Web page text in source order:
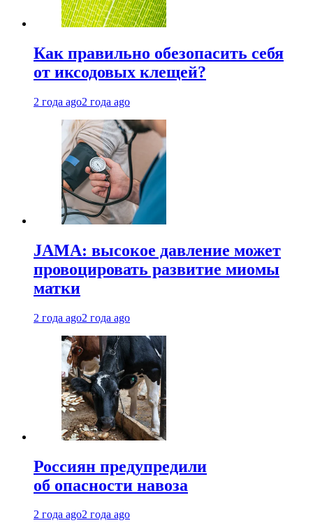
Как правильно обезопасить себя
от иксодовых клещей?
2 года ago2 года ago
JAMA: высокое давление может
провоцировать развитие миомы
матки
2 года ago2 года ago
Россиян предупредили
об опасности навоза
2 года ago2 года ago